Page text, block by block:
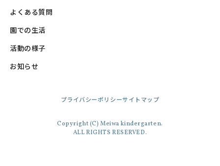
よくある質問
園での生活
活動の様子
お知らせ
プライバシーポリシーサイトマップ
Copyright (C) Meiwa kindergarten.
ALL RIGHTS RESERVED.